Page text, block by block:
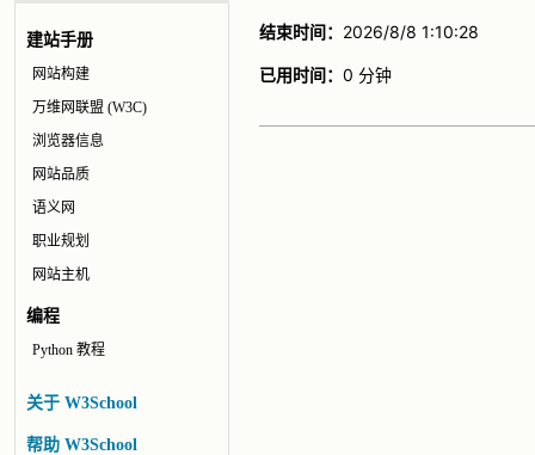
建站手册
网站构建
万维网联盟 (W3C)
浏览器信息
网站品质
语义网
职业规划
网站主机
编程
Python 教程
关于 W3School
帮助 W3School
结束时间： 2026/8/8 1:10:28
已用时间： 0 分钟